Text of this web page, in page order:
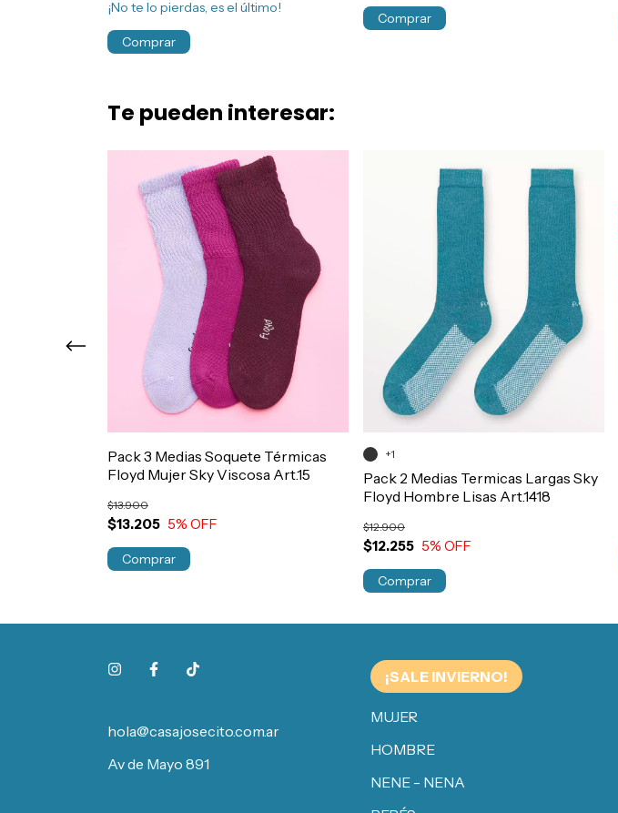
¡No te lo pierdas, es el último!
Comprar
Comprar
Te pueden interesar:
Pack 3 Medias Soquete Térmicas
Floyd Mujer Sky Viscosa Art.15
$13.205
$13.900
5% OFF
Comprar
Pack 2 Medias Termicas Largas Sky
Floyd Hombre Lisas Art.1418
$12.255
$12.900
5% OFF
+1
Comprar
hola@casajosecito.com.ar
Av de Mayo 891
¡SALE INVIERNO!
MUJER
HOMBRE
NENE - NENA